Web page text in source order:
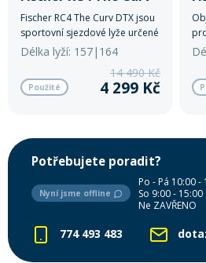
Fischer RC4 The Curv DTX jsou
sportovní sjezdové lyže určené
pro ambiciózní lyžaře, kteří
hledají maximální jistotu,
rychlost a precizní vedení
oblouku.
Délka lyží: 157|164
Použité
14 490 Kč
4 299 Kč
Potřebujete poradit?
Nyní jsme offline
Po - Pá 10:00 -
So 9:00 - 15:00
Ne ZAVŘENO
774 493 483